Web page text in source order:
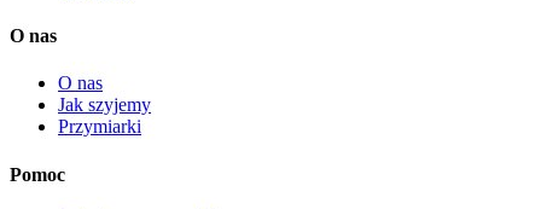
O nas
O nas
Jak szyjemy
Przymiarki
Pomoc